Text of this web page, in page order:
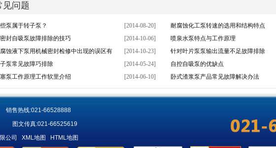
见问题
泵属于转子泵？ [2014-08-20] 耐腐蚀化工泵转速的选用和结构特点
封自吸泵故障排除的技巧
[2014-10-06] 喷泉水泵特点与工作原理
蚀液下泵用机械密封检修中出现的误区有
[2014-10-23] 针对叶片泵泵输出流量不足故障排除
泵常见故障巧排除
[2014-05-24] 自控自吸泵的优缺点
泵工作原理工作软里介绍
[2014-06-10] 卧式渣浆泵产品常见故障解决办法
售热线:021-66528888
文传真:021-66525619
公司 XML地图 HTML地图